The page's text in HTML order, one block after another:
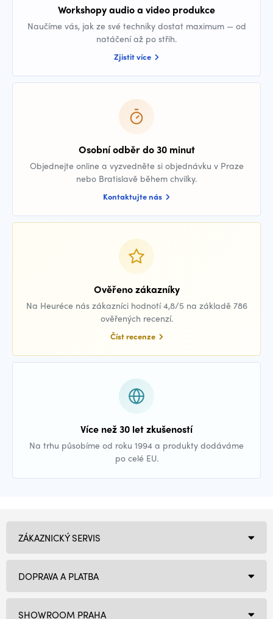
Workshopy audio a video produkce
Naučíme vás, jak ze své techniky dostat maximum — od
natáčení až po střih.
Zjistit více
Osobní odběr do 30 minut
Objednejte online a vyzvedněte si objednávku v Praze
nebo Bratislavě během chvilky.
Kontaktujte nás
Ověřeno zákazníky
Na Heuréce nás zákazníci hodnotí 4,8/5 na základě 786
ověřených recenzí.
Číst recenze
Více než 30 let zkušeností
Na trhu působíme od roku 1994 a produkty dodáváme
po celé EU.
SHOWROOM PRAHA
ZÁKAZNICKÝ SERVIS
DOPRAVA A PLATBA